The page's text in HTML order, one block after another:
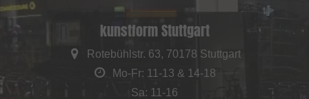
kunstform Stuttgart
Rotebühlstr. 63, 70178 Stuttgart
Mo-Fr: 11-13 & 14-18
Sa: 11-16